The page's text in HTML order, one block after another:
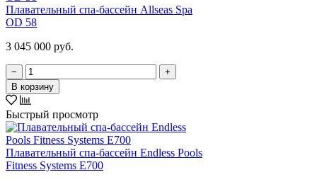
Плавательный спа-бассейн Allseas Spa
OD 58
3 045 000 руб.
−
+
В корзину
Быстрый просмотр
Плавательный спа-бассейн Endless Pools
Fitness Systems E700